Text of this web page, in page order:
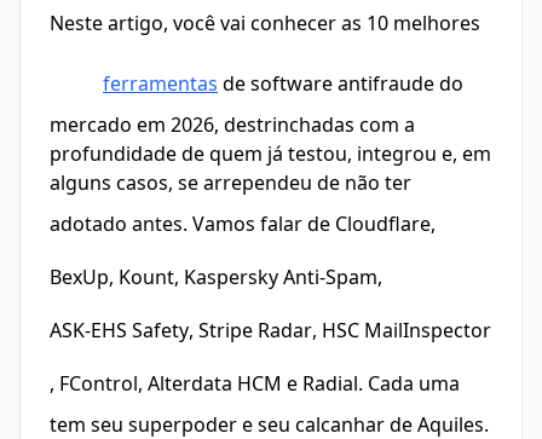
Neste artigo, você vai conhecer as 10 melhores
ferramentas de software antifraude do
mercado em 2026, destrinchadas com a
profundidade de quem já testou, integrou e, em
alguns casos, se arrependeu de não ter
adotado antes. Vamos falar de Cloudflare,
BexUp, Kount, Kaspersky Anti-Spam,
ASK-EHS Safety, Stripe Radar, HSC MailInspector
, FControl, Alterdata HCM e Radial. Cada uma
tem seu superpoder e seu calcanhar de Aquiles.